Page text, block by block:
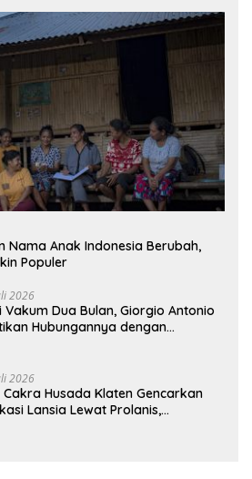
Nama Anak Indonesia Berubah,
Populer
2026
Vakum Dua Bulan, Giorgio Antonio
Hubungannya dengan
2026
Cakra Husada Klaten Gencarkan
Lansia Lewat Prolanis,